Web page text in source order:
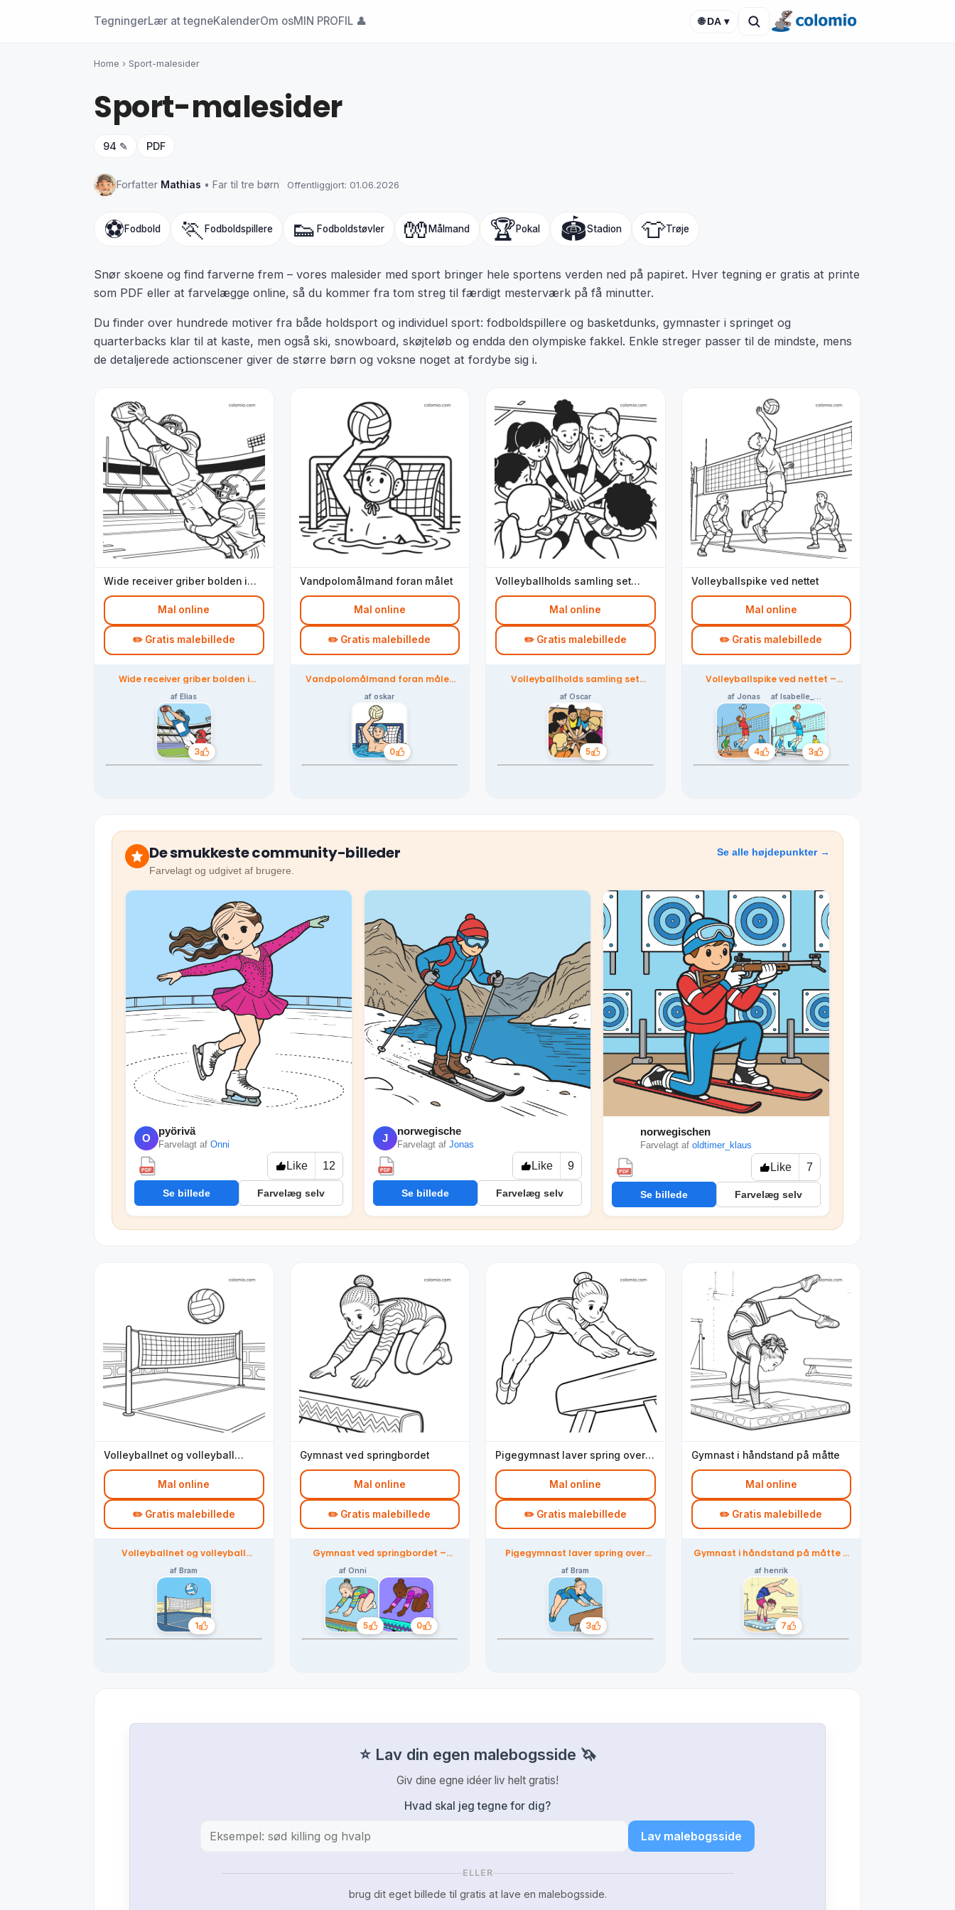
TegningerLær at tegneKalenderOm osMIN PROFIL 👤 🌐 DA ▾
Home › Sport-malesider
Sport-malesider
94 ✎ PDF
Forfatter Mathias • Far til tre børn Offentliggjort: 01.06.2026
⚽Fodbold 🏃 Fodboldspillere 👟 Fodboldstøvler 🧤 Målmand 🏆Pokal 🏟️Stadion 👕Trøje
Snør skoene og find farverne frem – vores malesider med sport bringer hele sportens verden ned på papiret. Hver tegning er gratis at printe
som PDF eller at farvelægge online, så du kommer fra tom streg til færdigt mesterværk på få minutter.
Du finder over hundrede motiver fra både holdsport og individuel sport: fodboldspillere og basketdunks, gymnaster i springet og
quarterbacks klar til at kaste, men også ski, snowboard, skøjteløb og endda den olympiske fakkel. Enkle streger passer til de mindste, mens
de detaljerede actionscener giver de større børn og voksne noget at fordybe sig i.
Wide receiver griber bolden i
stadion
Mal online
✏️ Gratis malebillede
Wide receiver griber bolden i
fællesskabet
af Elias
3
Likes
Vandpolomålmand foran målet
Mal online
✏️ Gratis malebillede
Vandpolomålmand foran målet
af oskar
0
Likes
Volleyballholds samling set
ovenfra
Mal online
✏️ Gratis malebillede
Volleyballholds samling set
fællesskabet
af Oscar
5
Likes
Volleyballspike ved nettet
Mal online
✏️ Gratis malebillede
Volleyballspike ved nettet –
af Jonas
4
Likes
af Isabelle_Leite
3
Likes
De smukkeste community-billeder
Farvelagt og udgivet af brugere.
Se alle højdepunkter →
O
pyörivä
Farvelagt af Onni
PDF Like 12
Se billede Farvelæg selv
J
norwegische
Farvelagt af Jonas
PDF Like 9
Se billede Farvelæg selv
norwegischen
Farvelagt af oldtimer_klaus
PDF Like 7
Se billede Farvelæg selv
Volleyballnet og volleyball
indendørs
Mal online
✏️ Gratis malebillede
Volleyballnet og volleyball
fællesskabet
af Bram
1
Likes
Gymnast ved springbordet
Mal online
✏️ Gratis malebillede
Gymnast ved springbordet –
af Onni
5
Likes
0
Likes
Pigegymnast laver spring over
hest
Mal online
✏️ Gratis malebillede
Pigegymnast laver spring over
af Bram
3
Likes
Gymnast i håndstand på måtte
Mal online
✏️ Gratis malebillede
Gymnast i håndstand på måtte –
af henrik
7
Likes
⭐ Lav din egen malebogsside 🦄
Giv dine egne idéer liv helt gratis!
Hvad skal jeg tegne for dig?
Lav malebogsside
ELLER
brug dit eget billede til gratis at lave en malebogsside.